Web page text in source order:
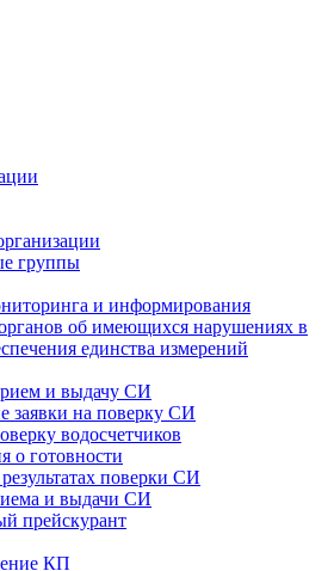
группы
и информирования
об имеющихся нарушениях в
единства измерений
и выдачу СИ
заявки на поверку СИ
водосчетчиков
о готовности
поверки СИ
и выдачи СИ
прейскурант
КП